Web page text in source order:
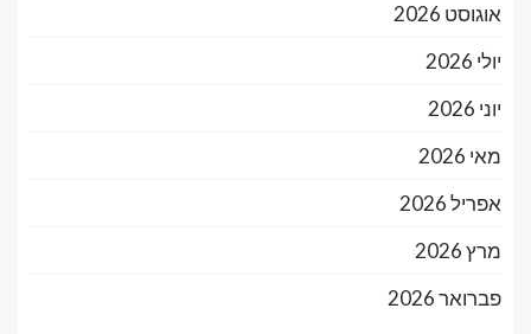
אוגוסט 2026
יולי 2026
יוני 2026
מאי 2026
אפריל 2026
מרץ 2026
פברואר 2026